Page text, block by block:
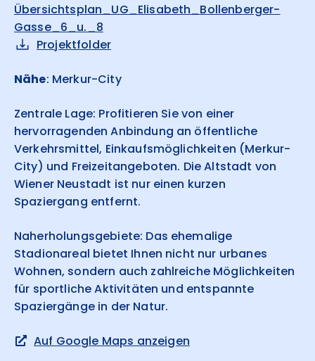
Übersichtsplan_UG_Elisabeth_Bollenberger-
Gasse_6_u._8
Projektfolder
Nähe: Merkur-City
Zentrale Lage: Profitieren Sie von einer
hervorragenden Anbindung an öffentliche
Verkehrsmittel, Einkaufsmöglichkeiten (Merkur-
City) und Freizeitangeboten. Die Altstadt von
Wiener Neustadt ist nur einen kurzen
Spaziergang entfernt.
Naherholungsgebiete: Das ehemalige
Stadionareal bietet Ihnen nicht nur urbanes
Wohnen, sondern auch zahlreiche Möglichkeiten
für sportliche Aktivitäten und entspannte
Spaziergänge in der Natur.
Auf Google Maps anzeigen